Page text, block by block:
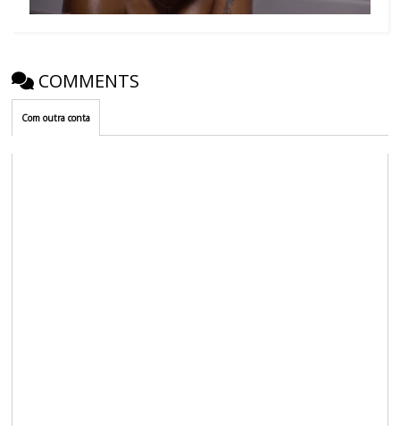
COMMENTS
Com outra conta